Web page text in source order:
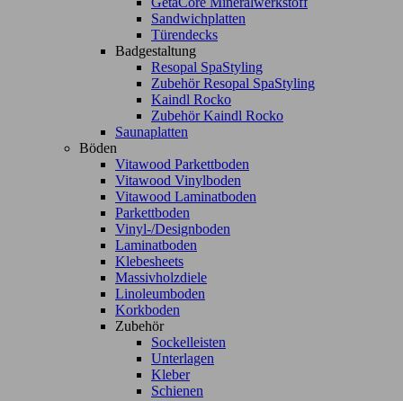
Sandwichplatten
Türendecks
Badgestaltung
Resopal SpaStyling
Zubehör Resopal SpaStyling
Kaindl Rocko
Zubehör Kaindl Rocko
Saunaplatten
Böden
Vitawood Parkettboden
Vitawood Vinylboden
Vitawood Laminatboden
Parkettboden
Vinyl-/Designboden
Laminatboden
Klebesheets
Massivholzdiele
Linoleumboden
Korkboden
Zubehör
Sockelleisten
Unterlagen
Kleber
Schienen